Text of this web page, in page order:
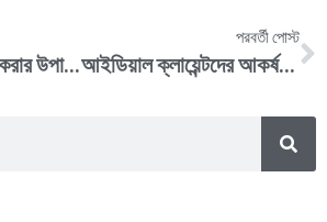
পারসোনাল ব্র‍্যান্ডিং করার উপায় যেগুলো সবচেয়ে ইফেকটিভ !
পরবর্তী পোস্ট
আইডিয়াল ক্লায়েন্টদের আকর্ষণ করার স্টেপস যা খুবই ইফেকটিভ